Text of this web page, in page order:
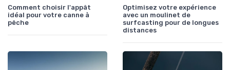
Comment choisir l'appât
idéal pour votre canne à
pêche
Optimisez votre expérience
avec un moulinet de
surfcasting pour de longues
distances